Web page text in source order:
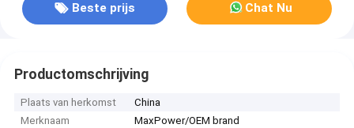
Beste prijs Chat Nu
Productomschrijving
Plaats van herkomst
China
Merknaam
MaxPower/OEM brand